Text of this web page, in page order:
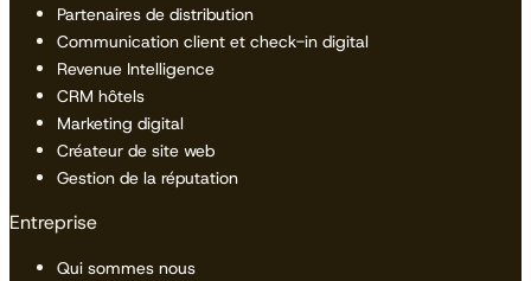
Partenaires de distribution
Communication client et check-in digital
Revenue Intelligence
CRM hôtels
Marketing digital
Créateur de site web
Gestion de la réputation
Entreprise
Qui sommes nous